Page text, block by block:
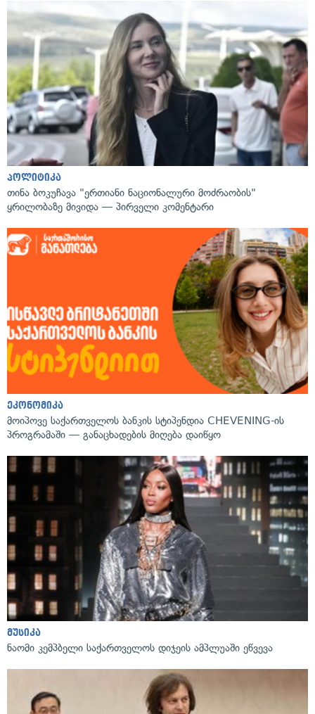
პოლიტიკა
თინა ბოკუჩავა "ერთიანი ნაციონალური მოძრაობის"
ყრილობაზე მივიდა — პირველი კომენტარი
ეკონომიკა
მოიპოვე საქართველოს ბანკის სტიპენდია CHEVENING-ის
პროგრამაში — განაცხადების მიღება დაიწყო
მუსიკა
ნაომი კემპბელი საქართველოს დიჯეის ამპლუაში ეწვევა